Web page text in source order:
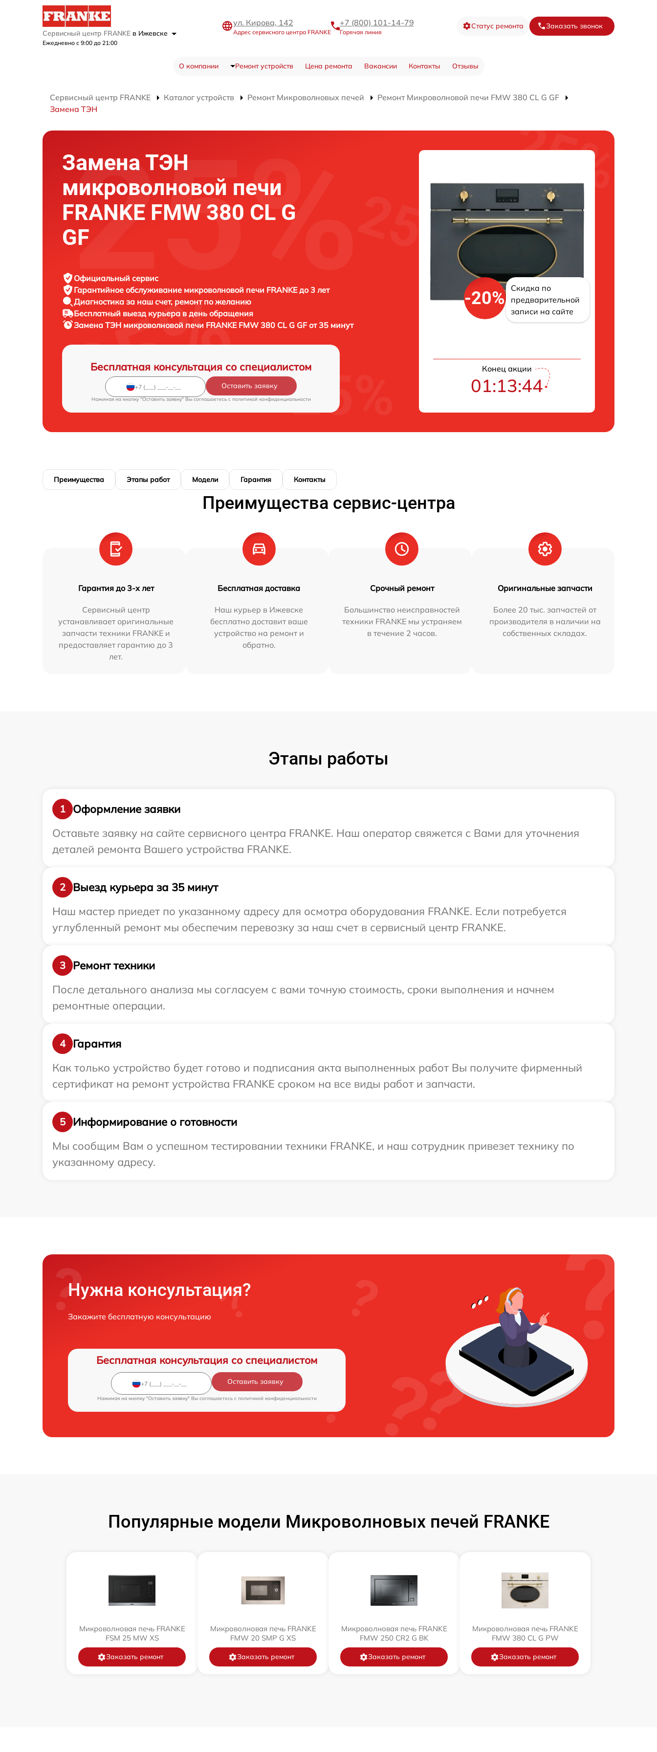
Сервисный центр FRANKE в Ижевске
Ежедневно с 9:00 до 21:00
ул. Кирова, 142
Адрес сервисного центра FRANKE
+7 (800) 101-14-79
Горячая линия
Статус ремонта Заказать звонок
О компании Ремонт устройств Цена ремонта Вакансии Контакты Отзывы
Сервисный центр FRANKE Каталог устройств Ремонт Микроволновых печей
Ремонт Микроволновой печи FMW 380 CL G GF
Замена ТЭН
Замена ТЭН
микроволновой печи
FRANKE FMW 380 CL G
GF
Официальный сервис
Гарантийное обслуживание микроволновой печи FRANKE до 3 лет
Диагностика за наш счет, ремонт по желанию
Бесплатный выезд курьера в день обращения
Замена ТЭН микроволновой печи FRANKE FMW 380 CL G GF от 35 минут
Бесплатная консультация со специалистом
Оставить заявку
Нажимая на кнопку "Оставить заявку" Вы соглашаетесь c политикой конфиденциальности
-20%
Скидка по
предварительной
записи на сайте
Конец акции
01:13:43
Преимущества Этапы работ Модели Гарантия Контакты
Преимущества сервис-центра
Гарантия до 3-х лет
Сервисный центр
устанавливает оригинальные
запчасти техники FRANKE и
предоставляет гарантию до 3
лет.
Бесплатная доставка
Наш курьер в Ижевске
бесплатно доставит ваше
устройство на ремонт и
обратно.
Срочный ремонт
Большинство неисправностей
техники FRANKE мы устраняем
в течение 2 часов.
Оригинальные запчасти
Более 20 тыс. запчастей от
производителя в наличии на
собственных складах.
Этапы работы
1
Оформление заявки
Оставьте заявку на сайте сервисного центра FRANKE. Наш оператор свяжется с Вами для уточнения
деталей ремонта Вашего устройства FRANKE.
2
Выезд курьера за 35 минут
Наш мастер приедет по указанному адресу для осмотра оборудования FRANKE. Если потребуется
углубленный ремонт мы обеспечим перевозку за наш счет в сервисный центр FRANKE.
3
Ремонт техники
После детального анализа мы согласуем с вами точную стоимость, сроки выполнения и начнем
ремонтные операции.
4
Гарантия
Как только устройство будет готово и подписания акта выполненных работ Вы получите фирменный
сертификат на ремонт устройства FRANKE сроком на все виды работ и запчасти.
5
Информирование о готовности
Мы сообщим Вам о успешном тестировании техники FRANKE, и наш сотрудник привезет технику по
указанному адресу.
Нужна консультация?
Закажите бесплатную консультацию
Бесплатная консультация со специалистом
Оставить заявку
Нажимая на кнопку "Оставить заявку" Вы соглашаетесь c политикой конфиденциальности
Популярные модели Микроволновых печей FRANKE
Микроволновая печь FRANKE
FSM 25 MW XS
Заказать ремонт
Микроволновая печь FRANKE
FMW 20 SMP G XS
Заказать ремонт
Микроволновая печь FRANKE
FMW 250 CR2 G BK
Заказать ремонт
Микроволновая печь FRANKE
FMW 380 CL G PW
Заказать ремонт